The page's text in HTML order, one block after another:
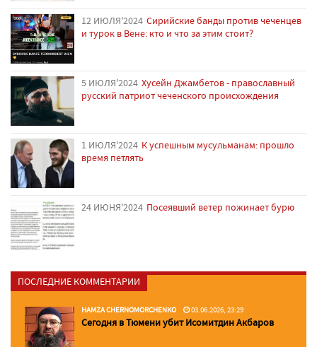
12 ИЮЛЯ'2024 Сирийские банды против чеченцев
и турок в Вене: кто и что за этим стоит?
5 ИЮЛЯ'2024 Хусейн Джамбетов - православный
русский патриот чеченского происхождения
1 ИЮЛЯ'2024 К успешным мусульманам: прошло
время петлять
24 ИЮНЯ'2024 Посеявший ветер пожинает бурю
ПОСЛЕДНИЕ КОММЕНТАРИИ
HAMZA CHERNOMORCHENKO 03.06.2026, 23:29
Сегодня в Тюмени убит Исомитдин Акбаров